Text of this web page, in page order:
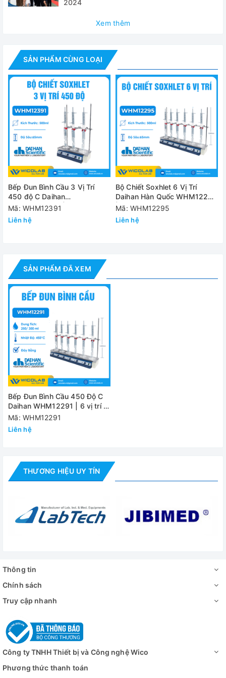
Đường kính bình đun
Nhiệt độ điều chỉnh max
Chiều sâu bếp
Kích thước ngoài 800
Công suất bếp
Nguồn điện
Đánh giá
2024
Xem thêm
SẢN PHẨM CÙNG LOẠI
Bếp Đun Bình Cầu 3 Vị Trí
450 độ C Daihan
DH.WHM12391 | Bình 500ml
Mã: WHM12391
Liên hệ
Bộ Chiết Soxhlet 6 Vị Trí
Daihan Hàn Quốc WHM12295
| Bình 500ml
Mã: WHM12295
Liên hệ
SẢN PHẨM ĐÃ XEM
Bếp Đun Bình Cầu 450 Độ C
Daihan WHM12291 | 6 vị trí -
Đáy Bằng
Mã: WHM12291
Liên hệ
THƯƠNG HIỆU UY TÍN
Thông tin
Chính sách
Truy cập nhanh
Công ty TNHH Thiết bị và Công nghệ Wico
Phương thức thanh toán